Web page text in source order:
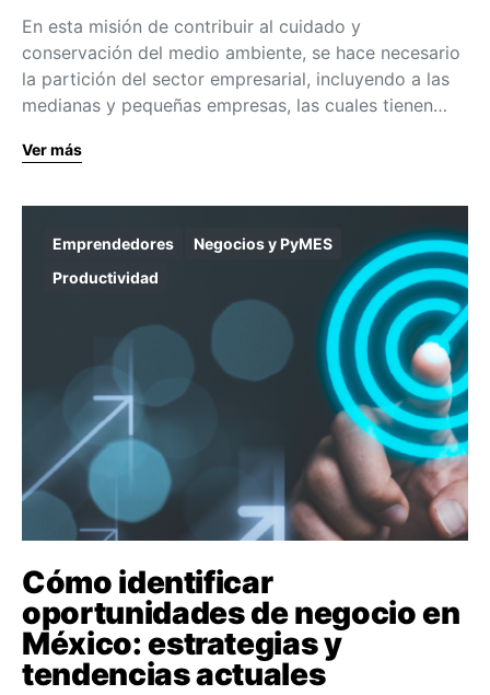
En esta misión de contribuir al cuidado y
conservación del medio ambiente, se hace necesario
la partición del sector empresarial, incluyendo a las
medianas y pequeñas empresas, las cuales tienen…
Ver más
Emprendedores
Negocios y PyMES
Productividad
Cómo identificar
oportunidades de negocio en
México: estrategias y
tendencias actuales